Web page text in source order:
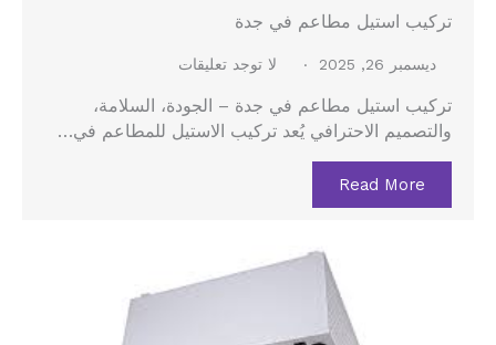
تركيب استيل مطاعم في جدة
ديسمبر 26, 2025 لا توجد تعليقات
تركيب استيل مطاعم في جدة – الجودة، السلامة،
والتصميم الاحترافي يُعد تركيب الاستيل للمطاعم في…
Read More